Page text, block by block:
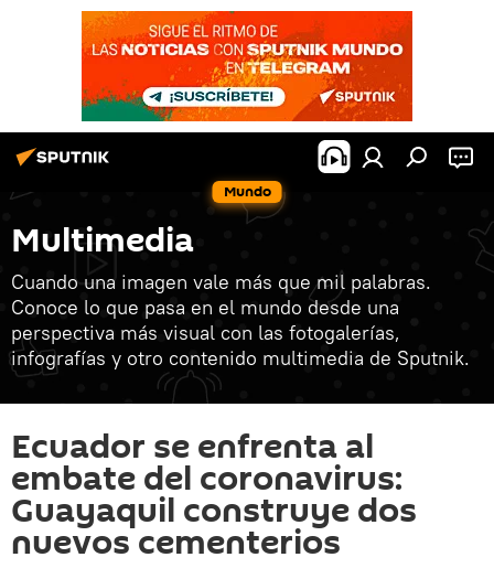
Mundo
Multimedia
Cuando una imagen vale más que mil palabras.
Conoce lo que pasa en el mundo desde una
perspectiva más visual con las fotogalerías,
infografías y otro contenido multimedia de Sputnik.
Ecuador se enfrenta al
embate del coronavirus:
Guayaquil construye dos
nuevos cementerios